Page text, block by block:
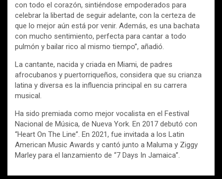
con todo el corazón, sintiéndose empoderados para
celebrar la libertad de seguir adelante, con la certeza de
que lo mejor aún está por venir. Además, es una bachata
con mucho sentimiento, perfecta para cantar a todo
pulmón y bailar rico al mismo tiempo”, añadió.
La cantante, nacida y criada en Miami, de padres
afrocubanos y puertorriqueños, considera que su crianza
latina y diversa es la influencia principal en su carrera
musical.
Ha sido premiada como mejor vocalista en el Festival
Nacional de Música, de Nueva York. En 2017 debutó con
“Heart On The Line”. En 2021, fue invitada a los Latin
American Music Awards y cantó junto a Maluma y Ziggy
Marley para el lanzamiento de “7 Days In Jamaica”.